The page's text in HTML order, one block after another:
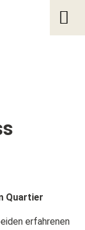
Quartier
erfahrenen